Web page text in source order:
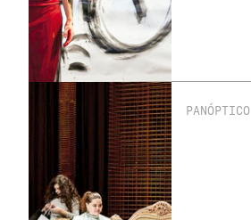
PANÓPTICO